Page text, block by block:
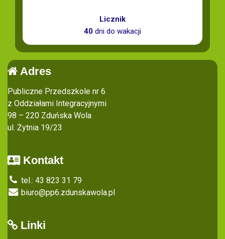
Licznik
40 dni do wakacji
Adres
Publiczne Przedszkole nr 6
z Oddziałami Integracyjnymi
98 – 220 Zduńska Wola
ul. Żytnia 19/23
Kontakt
tel.: 43 823 31 79
biuro@pp6.zdunskawola.pl
Linki